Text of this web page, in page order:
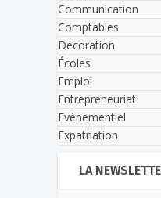
Communication
Comptables
Décoration
Écoles
Emploi
Entrepreneuriat
Evènementiel
Expatriation
LA